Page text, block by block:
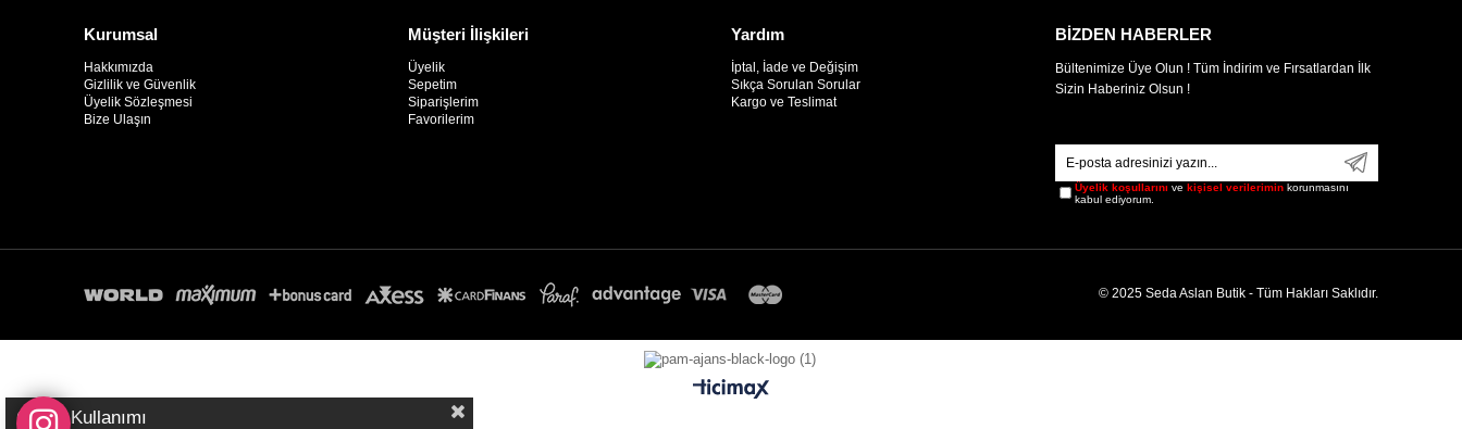
Kurumsal
Hakkımızda
Gizlilik ve Güvenlik
Üyelik Sözleşmesi
Bize Ulaşın
Müşteri İlişkileri
Üyelik
Sepetim
Siparişlerim
Favorilerim
Yardım
İptal, İade ve Değişim
Sıkça Sorulan Sorular
Kargo ve Teslimat
BİZDEN HABERLER
Bültenimize Üye Olun ! Tüm İndirim ve Fırsatlardan İlk
Sizin Haberiniz Olsun !
Üyelik koşullarını ve kişisel verileriminkorunmasını
kabul ediyorum.
© 2025 Seda Aslan Butik - Tüm Hakları Saklıdır.
Çerez Kullanımı